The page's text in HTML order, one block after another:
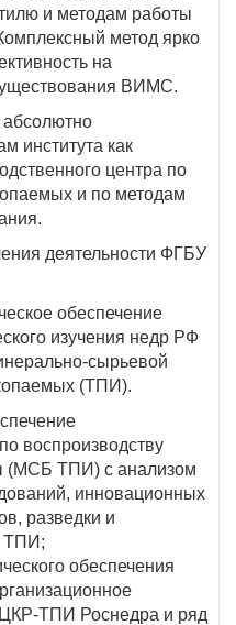
и методам работы
метод ярко
на
ВИМС.
абсолютно
института как
центра по
и по методам
деятельности ФГБУ
обеспечение
изучения недр РФ
сырьевой
(ТПИ).
воспроизводству
(МСБ ТПИ) с анализом
инновационных
разведки и
ТПИ;
обеспечения
ЦКР-ТПИ Роснедра и ряд